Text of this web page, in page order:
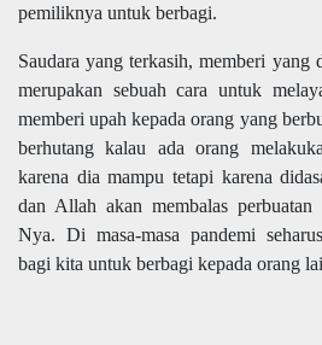
pemiliknya untuk berbagi.
Saudara yang terkasih, memberi yang
merupakan sebuah cara untuk
memberi upah kepada orang yang
berhutang kalau ada orang
karena dia mampu tetapi karena
dan Allah akan membalas
Nya. Di masa-masa pandemi
bagi kita untuk berbagi kepada orang